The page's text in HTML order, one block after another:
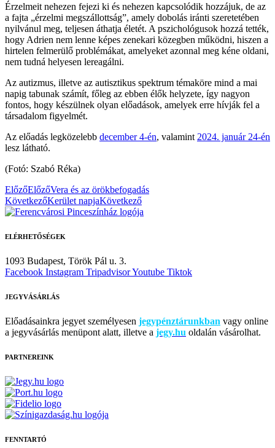
Érzelmeit nehezen fejezi ki és nehezen kapcsolódik hozzájuk, de az
a fajta „érzelmi megszállottság”, amely dobolás iránti szeretetében
nyilvánul meg, teljesen áthatja életét. A pszichológusok hozzá tették,
hogy Adrien nem lenne képes zenekari közegben működni, hiszen a
hirtelen felmerülő problémákat, amelyeket azonnal meg kéne oldani,
nem tudná helyesen lereagálni.
Az autizmus, illetve az autisztikus spektrum témaköre mind a mai
napig tabunak számít, főleg az ebben élők helyzete, így nagyon
fontos, hogy készülnek olyan előadások, amelyek erre hívják fel a
társadalom figyelmét.
Az előadás legközelebb december 4-én, valamint 2024. január 24-én
lesz látható.
(Fotó: Szabó Réka)
ElőzőElőzőVera és az örökbefogadás
KövetkezőKerület napjaKövetkező
ELÉRHETŐSÉGEK
1093 Budapest, Török Pál u. 3.
Facebook Instagram TripadvisorYoutube Tiktok
JEGYVÁSÁRLÁS
Előadásainkra jegyet személyesen jegypénztárunkban vagy online
a jegyvásárlás menüpont alatt, illetve a jegy.hu oldalán vásárolhat.
PARTNEREINK
FENNTARTÓ